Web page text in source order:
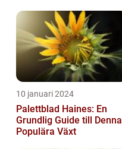
10 januari 2024
Palettblad Haines: En
Grundlig Guide till Denna
Populära Växt